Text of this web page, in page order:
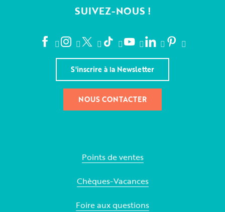
SUIVEZ-NOUS !
S'inscrire à la Newsletter
NOUS CONTACTER
Points de ventes
Chèques-Vacances
Foire aux questions